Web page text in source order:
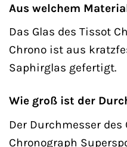
Aus welchem
Das Glas des Tissot
Chrono ist aus
Saphirglas gefertigt.
Wie groß ist der
Der Durchmesser des
Chronograph